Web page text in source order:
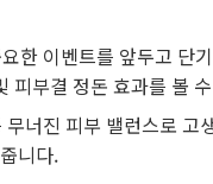
한 이벤트를 앞두고 단
피부결 정돈 효과를 볼
너진 피부 밸런스로
니다.